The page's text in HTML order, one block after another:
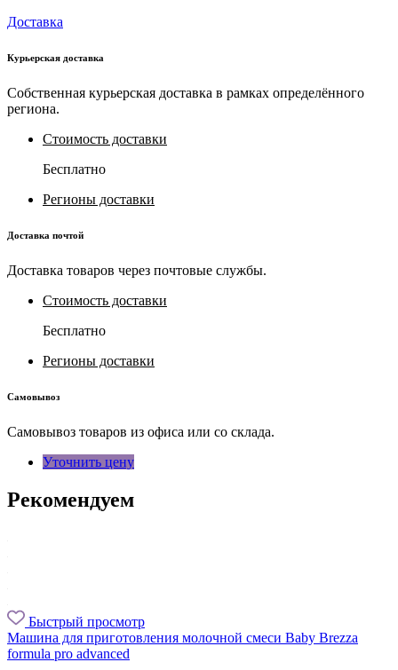
Доставка
Курьерская доставка
Собственная курьерская доставка в рамках определённого
региона.
Стоимость доставки
Бесплатно
Регионы доставки
Доставка почтой
Доставка товаров через почтовые службы.
Стоимость доставки
Бесплатно
Регионы доставки
Самовывоз
Самовывоз товаров из офиса или со склада.
Уточнить цену
Рекомендуем
Быстрый просмотр
Машина для приготовления молочной смеси Baby Brezza
formula pro advanced